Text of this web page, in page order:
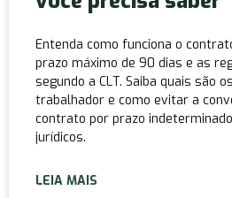
Entenda como funciona o
prazo máximo de 90 dias e as
segundo a CLT. Saiba quais são
trabalhador e como evitar a
contrato por prazo
jurídicos.
LEIA MAIS